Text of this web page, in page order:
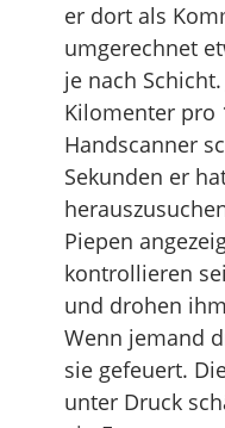
er dort als
umgerechnet
je nach
Kilomenter pro
Handscanner
Sekunden er
Piepen
kontrollieren
und drohen
Wenn jemand
sie gefeuert.
unter Druck